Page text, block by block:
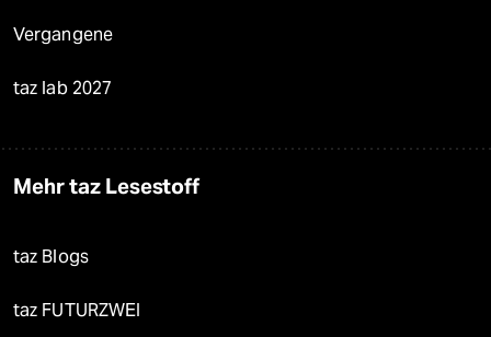
Vergangene
taz lab 2027
Mehr taz Lesestoff
taz Blogs
taz FUTURZWEI